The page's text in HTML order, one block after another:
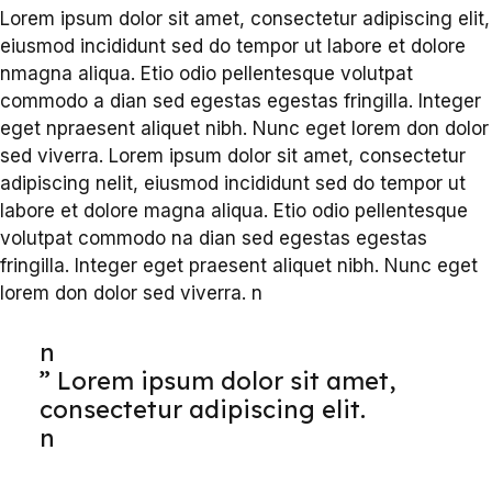
Lorem ipsum dolor sit amet, consectetur adipiscing elit,
eiusmod incididunt sed do tempor ut labore et dolore
nmagna aliqua. Etio odio pellentesque volutpat
commodo a dian sed egestas egestas fringilla. Integer
eget npraesent aliquet nibh. Nunc eget lorem don dolor
sed viverra. Lorem ipsum dolor sit amet, consectetur
adipiscing nelit, eiusmod incididunt sed do tempor ut
labore et dolore magna aliqua. Etio odio pellentesque
volutpat commodo na dian sed egestas egestas
fringilla. Integer eget praesent aliquet nibh. Nunc eget
lorem don dolor sed viverra. n
n
” Lorem ipsum dolor sit amet,
consectetur adipiscing elit.
n